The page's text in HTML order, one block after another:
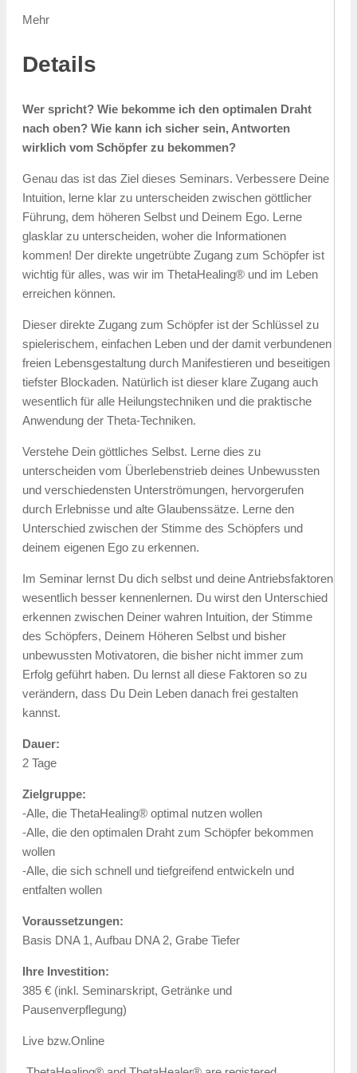
Mehr
Details
Wer spricht? Wie bekomme ich den optimalen Draht
nach oben? Wie kann ich sicher sein, Antworten
wirklich vom Schöpfer zu bekommen?
Genau das ist das Ziel dieses Seminars. Verbessere Deine
Intuition, lerne klar zu unterscheiden zwischen göttlicher
Führung, dem höheren Selbst und Deinem Ego. Lerne
glasklar zu unterscheiden, woher die Informationen
kommen! Der direkte ungetrübte Zugang zum Schöpfer ist
wichtig für alles, was wir im ThetaHealing® und im Leben
erreichen können.
Dieser direkte Zugang zum Schöpfer ist der Schlüssel zu
spielerischem, einfachen Leben und der damit verbundenen
freien Lebensgestaltung durch Manifestieren und beseitigen
tiefster Blockaden. Natürlich ist dieser klare Zugang auch
wesentlich für alle Heilungstechniken und die praktische
Anwendung der Theta-Techniken.
Verstehe Dein göttliches Selbst. Lerne dies zu
unterscheiden vom Überlebenstrieb deines Unbewussten
und verschiedensten Unterströmungen, hervorgerufen
durch Erlebnisse und alte Glaubenssätze. Lerne den
Unterschied zwischen der Stimme des Schöpfers und
deinem eigenen Ego zu erkennen.
Im Seminar lernst Du dich selbst und deine Antriebsfaktoren
wesentlich besser kennenlernen. Du wirst den Unterschied
erkennen zwischen Deiner wahren Intuition, der Stimme
des Schöpfers, Deinem Höheren Selbst und bisher
unbewussten Motivatoren, die bisher nicht immer zum
Erfolg geführt haben. Du lernst all diese Faktoren so zu
verändern, dass Du Dein Leben danach frei gestalten
kannst.
Dauer:
2 Tage
Zielgruppe:
-Alle, die ThetaHealing® optimal nutzen wollen
-Alle, die den optimalen Draht zum Schöpfer bekommen
wollen
-Alle, die sich schnell und tiefgreifend entwickeln und
entfalten wollen
Voraussetzungen:
Basis DNA 1, Aufbau DNA 2, Grabe Tiefer
Ihre Investition:
385 € (inkl. Seminarskript, Getränke und
Pausenverpflegung)
Live bzw.Online